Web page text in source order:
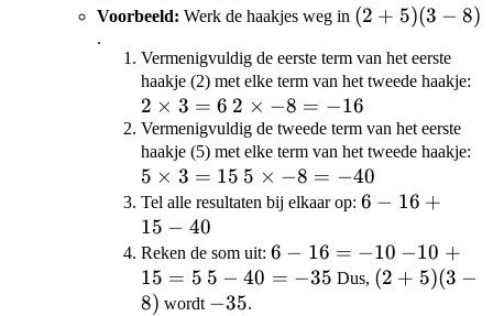
= AC
+ BC
+ BD
Voorbeeld: Werk de haakjes weg in (2+5)
(2 + 5)(3 − 8)
.
Vermenigvuldig de eerste term van het eerste
haakje (2) met elke term van het tweede haakje:
2 × 3 = 6 2
\times
-8 =
-16
2 × −8 = −16
Vermenigvuldig de tweede term van het eerste
haakje (5) met elke term van het tweede haakje:
5 × 3 = 15 5
\times
-40
5 × −8 = −40
Tel alle resultaten bij elkaar op: 6
16
+
6 − 16 +
15 − 40
Reken de som uit: 6 -
16
6 − 16 = −10 -10
+
−10 +
15 = 5 5 -
40
5 − 40 = −35 Dus, (2+5)
(2 + 5)(3 −
8) wordt -35
−35.